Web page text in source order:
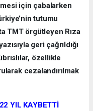
için çabalarken
tutumu
TMT örgütleyen Rıza
geri çağrıldığı
özellikle
cezalandırılmak
YIL KAYBETTİ